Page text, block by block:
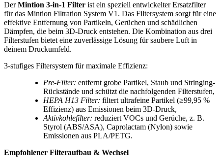
DerMintion 3-in-1 Filter ist ein speziell entwickelter Ersatzfilter
für das Mintion Filtration System V1. Das Filtersystem sorgt für eine
effektive Entfernung von Partikeln, Gerüchen und schädlichen
Dämpfen, die beim 3D-Druck entstehen. Die Kombination aus drei
Filterstufen bietet eine zuverlässige Lösung für saubere Luft in
deinem Druckumfeld.
3-stufiges Filtersystem für maximale Effizienz:
Pre-Filter: entfernt grobe Partikel, Staub und Stringing-
Rückstände und schützt die nachfolgenden Filterstufen,
HEPA H13 Filter: filtert ultrafeine Partikel (≥99,95 %
Effizienz) aus Emissionen beim 3D-Druck,
Aktivkohlefilter: reduziert VOCs und Gerüche, z. B.
Styrol (ABS/ASA), Caprolactam (Nylon) sowie
Emissionen aus PLA/PETG.
Empfohlener Filteraufbau & Wechsel